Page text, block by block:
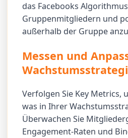
das Facebooks
Gruppenmitgliedern und
außerhalb der Gruppe
Messen und
Verfolgen Sie Key Metrics,
was in Ihrer
Überwachen Sie
Engagement-Raten und